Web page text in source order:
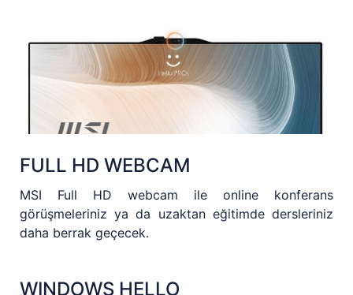
FULL HD WEBCAM
MSI Full HD webcam ile online konferans
görüşmeleriniz ya da uzaktan eğitimde dersleriniz
daha berrak geçecek.
WINDOWS HELLO